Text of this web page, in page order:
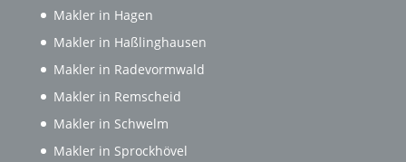
Makler in Hagen
Makler in Haßlinghausen
Makler in Radevormwald
Makler in Remscheid
Makler in Schwelm
Makler in Sprockhövel